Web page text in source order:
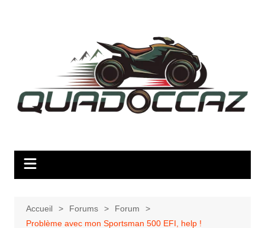
Accueil Forums
Forum
Problème avec mon Sportsman 500 EFI, help !